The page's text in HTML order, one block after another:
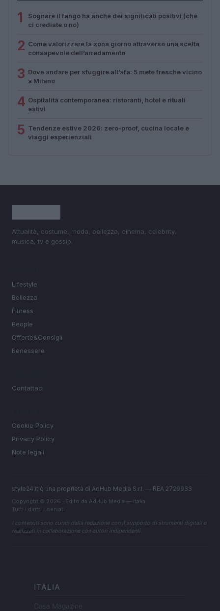
1
Sognare il fango ha anche dei significati positivi (che
ci crediate o no)
2 Come valorizzare la zona giorno attraverso una scelta
consapevole dell’arredamento
3 Dove andare per sfuggire all’afa: 5 mete fresche vicino
a Milano
4 Ospitalità contemporanea: ristoranti, hotel e rituali
estivi
5 Tendenze estive 2026: zero-proof, cucina locale e
viaggi esperienziali
Attualità, costume, moda, bellezza, cinema, celebrity,
musica, tv e gossip.
Lifestyle
Bellezza
Fitness
People
Offerte&Consigli
Benessere
Contattaci
Cookie Policy
Privacy Policy
Note legali
style24.it è una proprietà di AdHub Media S.r.l. — REA 2729933
Copyright © 2026 · Edito da AdHub Media — Italia
Tutti i diritti riservati
I contenuti sono curati dalla redazione con il supporto di strumenti digitali e
realizzati in collaborazione con autori indipendenti.
ITALIA
Casa Magazine